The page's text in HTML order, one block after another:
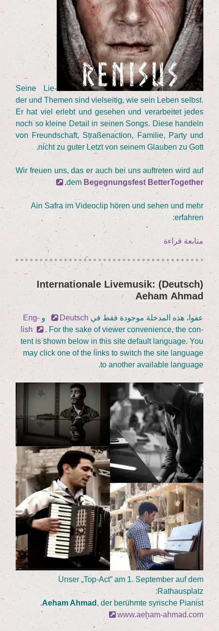
Sei­ne Lie­
der und The­men sind viel­sei­tig, wie sein Leben selbst.
Er hat viel erlebt und gese­hen und ver­ar­bei­tet jedes
noch so klei­ne Detail in sei­nen Songs. Die­se han­deln
von Freund­schaft, Stra­ßen­ac­tion, Fami­lie, Par­ty und
nicht zu guter Letzt von sei­nem Glau­ben zu Gott.
Wir freu­en uns, das er auch bei uns auf­tre­ten wird auf
dem Begeg­nungs­fest BetterTogether.
Ain Saf­ra im Video­clip hören und sehen und mehr
erfah­ren:
متابعة قراءة
„(Deutsch)
Live­
mu­
sik:
Ain Safra”
نُشر
في
(Deutsch) Inter­na­tio­na­le Live­mu­sik:
Aeham Ahmad
عفوا، هذه المدخلة موجودة فقط في Deutsch وEng­
lish
. For the sake of view­er con­ve­ni­ence, the con­
tent is shown below in this site default lan­guage. You
may click one of the links to switch the site lan­guage
to ano­ther available language.
Unser „Top-Act” am 1. Sep­tem­ber auf dem
Rathausplatz:
Aeham Ahmad , der berühm­te syri­sche Pianist.
www.aeham-ahmad.com